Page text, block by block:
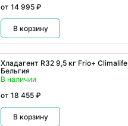
от 14 995 ₽
В корзину
Хладагент R32 9,5 кг Frio+ Climalife
Бельгия
В наличии
от 18 455 ₽
В корзину